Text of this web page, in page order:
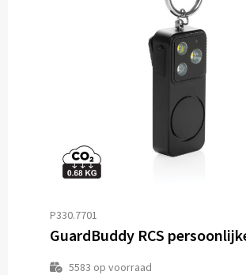
P330.7701
5583 op voorraad